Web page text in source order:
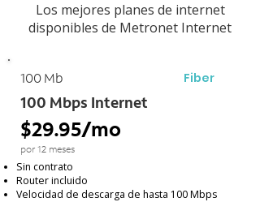
Los mejores planes de internet
disponibles de Metronet Internet
100 Mb Fiber
100 Mbps Internet
$29.95/mo
por 12 meses
Sin contrato
Router incluido
Velocidad de descarga de hasta 100 Mbps